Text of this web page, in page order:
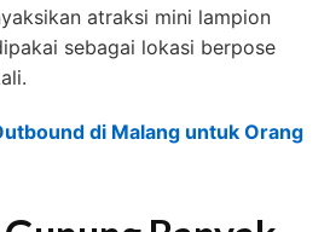
atraksi mini lampion
sebagai lokasi berpose
di Malang untuk Orang